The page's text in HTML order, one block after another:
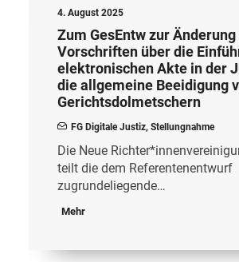
4. August 2025
Zum GesEntw zur
Vorschriften über die
elektronischen Akte in der
die allgemeine Beeidigung
Gerichtsdolmetschern
FG Digitale Justiz, Stellungnahme
Die Neue
teilt die dem Referentenentwurf
zugrundeliegende…
Mehr